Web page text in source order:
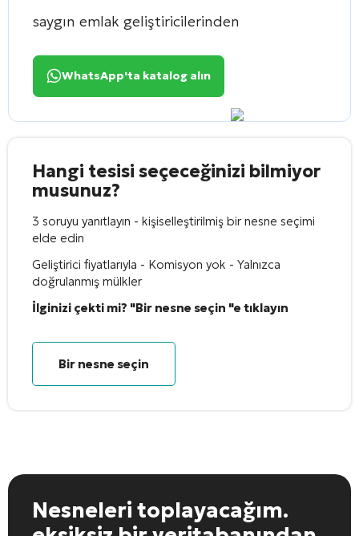
saygın emlak geliştiricilerinden
WhatsApp'ta katalog alın
Hangi tesisi seçeceğinizi bilmiyor
musunuz?
3 soruyu yanıtlayın - kişiselleştirilmiş bir nesne seçimi
elde edin
Geliştirici fiyatlarıyla - Komisyon yok - Yalnızca
doğrulanmış mülkler
İlginizi çekti mi? "Bir nesne seçin "e tıklayın
Bir nesne seçin
Nesneleri toplayacağım.